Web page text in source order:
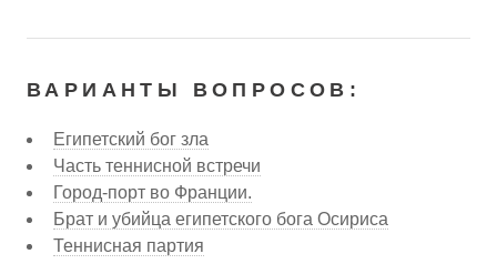
ВАРИАНТЫ ВОПРОСОВ:
Египетский бог зла
Часть теннисной встречи
Город-порт во Франции.
Брат и убийца египетского бога Осириса
Теннисная партия